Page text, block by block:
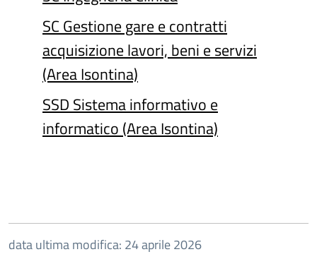
SC Gestione gare e contratti
acquisizione lavori, beni e servizi
(Area Isontina)
SSD Sistema informativo e
informatico (Area Isontina)
data ultima modifica: 24 aprile 2026